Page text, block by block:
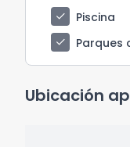
check
Piscina
check
Parques
Ubicación